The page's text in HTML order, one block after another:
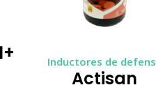
Inductores de
Actisan